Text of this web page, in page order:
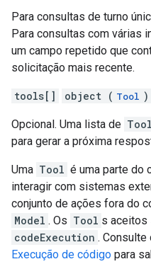
Para consultas de turno
Para consultas com várias
um campo repetido que
solicitação mais recente.
tools[] object ( Tool )
Opcional. Uma lista de
para gerar a próxima
Uma Tool é uma parte do
interagir com sistemas
conjunto de ações fora do
Model . Os Tool s aceitos
codeExecution . Consulte
Execução de código para